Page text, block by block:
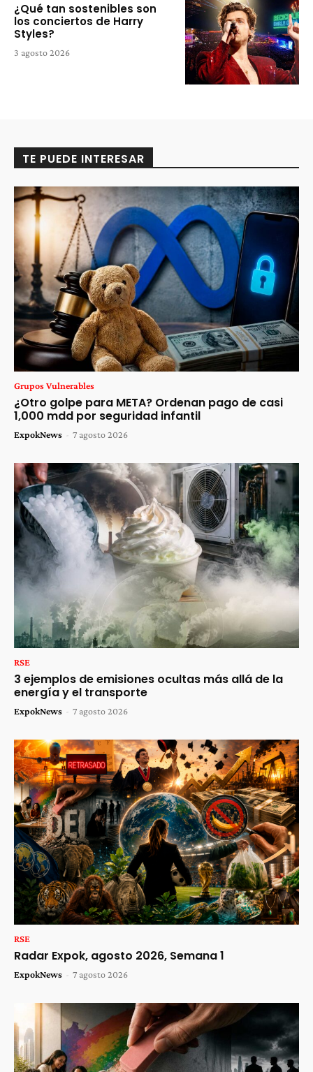
¿Qué tan sostenibles son
los conciertos de Harry
Styles?
3 agosto 2026
TE PUEDE INTERESAR
Grupos Vulnerables
¿Otro golpe para META? Ordenan pago de casi
1,000 mdd por seguridad infantil
ExpokNews - 7 agosto 2026
RSE
3 ejemplos de emisiones ocultas más allá de la
energía y el transporte
ExpokNews - 7 agosto 2026
RSE
Radar Expok, agosto 2026, Semana 1
ExpokNews - 7 agosto 2026